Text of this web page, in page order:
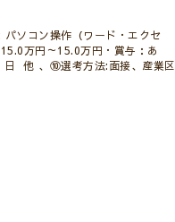
ソコン操作（ワード・エクセ
万円～15.0万円・賞与：あ
他 、⑩選考方法:面接、産業区